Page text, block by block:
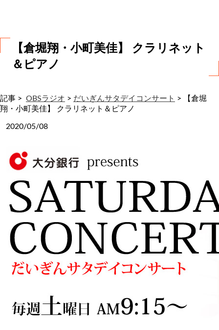
【倉堀翔・小町美佳】 クラリネット
＆ピアノ
記事 > OBSラジオ > だいぎんサタデイコンサート >
【倉堀
翔・小町美佳】 クラリネット＆ピアノ
2020/05/08